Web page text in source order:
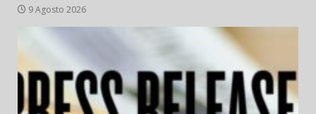
9 Agosto 2026